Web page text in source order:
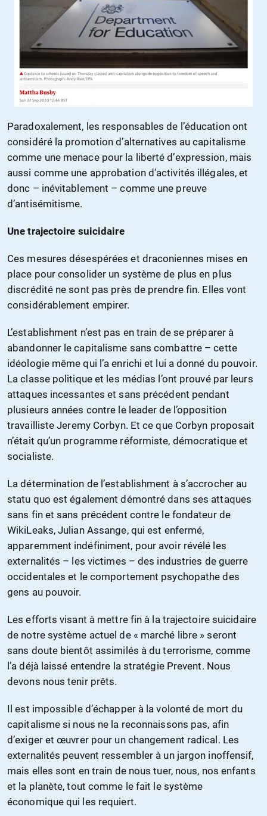
Paradoxalement, les responsables de l’éducation ont
considéré la promotion d’alternatives au capitalisme
comme une menace pour la liberté d’expression, mais
aussi comme une approbation d’activités illégales, et
donc – inévitablement – comme une preuve
d’antisémitisme.
Une trajectoire suicidaire
Ces mesures désespérées et draconiennes mises en
place pour consolider un système de plus en plus
discrédité ne sont pas près de prendre fin. Elles vont
considérablement empirer.
L’establishment n’est pas en train de se préparer à
abandonner le capitalisme sans combattre – cette
idéologie même qui l’a enrichi et lui a donné du pouvoir.
La classe politique et les médias l’ont prouvé par leurs
attaques incessantes et sans précédent pendant
plusieurs années contre le leader de l’opposition
travailliste Jeremy Corbyn. Et ce que Corbyn proposait
n’était qu’un programme réformiste, démocratique et
socialiste.
La détermination de l’establishment à s’accrocher au
statu quo est également démontré dans ses attaques
sans fin et sans précédent contre le fondateur de
WikiLeaks, Julian Assange, qui est enfermé,
apparemment indéfiniment, pour avoir révélé les
externalités – les victimes – des industries de guerre
occidentales et le comportement psychopathe des
gens au pouvoir.
Les efforts visant à mettre fin à la trajectoire suicidaire
de notre système actuel de « marché libre » seront
sans doute bientôt assimilés à du terrorisme, comme
l’a déjà laissé entendre la stratégie Prevent. Nous
devons nous tenir prêts.
Il est impossible d’échapper à la volonté de mort du
capitalisme si nous ne la reconnaissons pas, afin
d’exiger et œuvrer pour un changement radical. Les
externalités peuvent ressembler à un jargon inoffensif,
mais elles sont en train de nous tuer, nous, nos enfants
et la planète, tout comme le fait le système
économique qui les requiert.